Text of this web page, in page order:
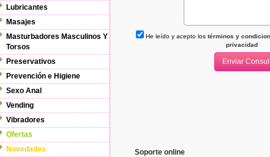
Lubricantes
Masajes
Masturbadores Masculinos Y
Torsos
Preservativos
Prevención e Higiene
Sexo Anal
Vending
Vibradores
Ofertas
Novedades
He leído y acepto los términos y
privacidad
Soporte online